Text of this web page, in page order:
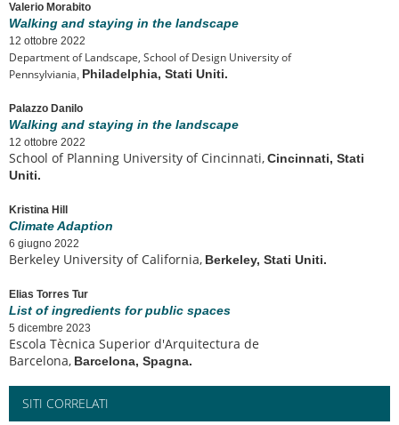
Valerio Morabito
Walking and staying in the landscape
12 ottobre 2022
Department of Landscape, School of Design University of
Pennsylviania, Philadelphia, Stati Uniti.
Palazzo Danilo
Walking and staying in the landscape
12 ottobre 2022
School of Planning University of Cincinnati,Cincinnati, Stati
Uniti.
Kristina Hill
Climate Adaption
6 giugno 2022
Berkeley University of California, Berkeley, Stati Uniti.
Elias Torres Tur
List of ingredients for public spaces
5 dicembre 2023
Escola Tècnica Superior d'Arquitectura de
Barcelona, Barcelona, Spagna.
SITI CORRELATI